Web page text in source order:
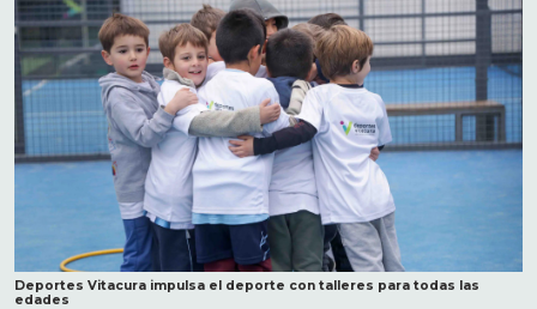
Deportes Vitacura impulsa el deporte con talleres para todas las
edades